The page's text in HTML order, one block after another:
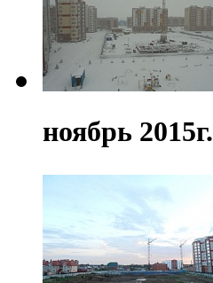
ноябрь 2015г.